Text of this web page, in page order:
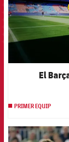
El
PRIMER EQUIP